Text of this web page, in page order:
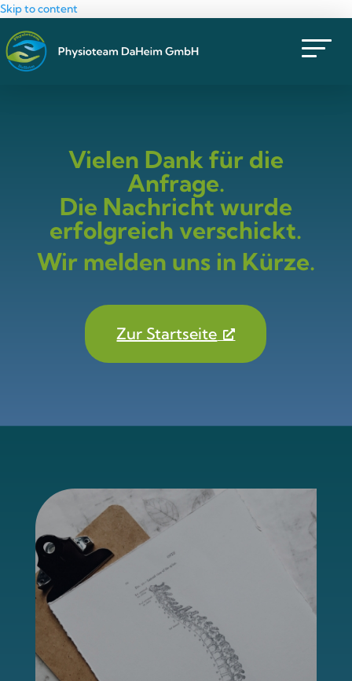
Skip to content
Vielen Dank für die
Anfrage.
Die Nachricht wurde
erfolgreich verschickt.
Wir melden uns in Kürze.
Zur Startseite